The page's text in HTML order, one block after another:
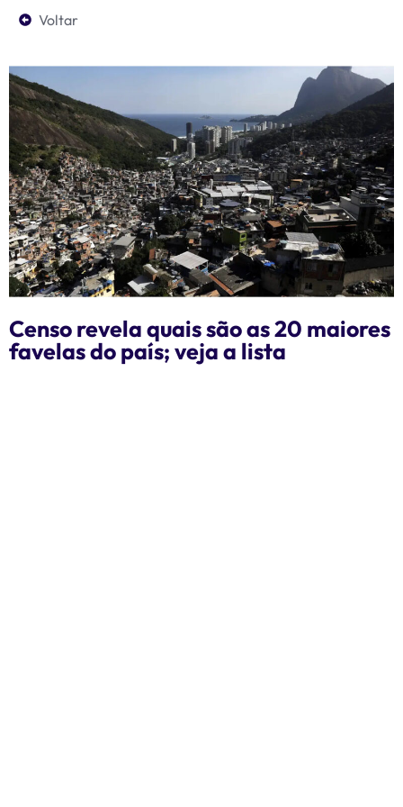
Voltar
Censo revela quais são as 20 maiores
favelas do país; veja a lista